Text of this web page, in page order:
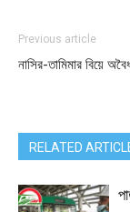
Previous article
নাসির-তামিমার বিয়ে
RELATED